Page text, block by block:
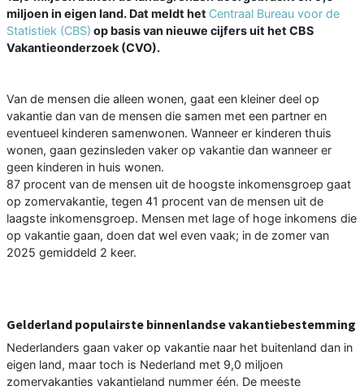
miljoen in eigen land. Dat meldt het Centraal Bureau voor de
Statistiek (CBS) op basis van nieuwe cijfers uit het CBS
Vakantieonderzoek (CVO).
Van de mensen die alleen wonen, gaat een kleiner deel op
vakantie dan van de mensen die samen met een partner en
eventueel kinderen samenwonen. Wanneer er kinderen thuis
wonen, gaan gezinsleden vaker op vakantie dan wanneer er
geen kinderen in huis wonen.
87 procent van de mensen uit de hoogste inkomensgroep gaat
op zomervakantie, tegen 41 procent van de mensen uit de
laagste inkomensgroep. Mensen met lage of hoge inkomens die
op vakantie gaan, doen dat wel even vaak; in de zomer van
2025 gemiddeld 2 keer.
Gelderland populairste binnenlandse vakantiebestemming
Nederlanders gaan vaker op vakantie naar het buitenland dan in
eigen land, maar toch is Nederland met 9,0 miljoen
zomervakanties vakantieland nummer één. De meeste